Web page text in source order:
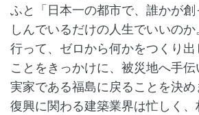
ふと「日本一の都市で、誰かが
しんでいるだけの人生でいいの
行って、ゼロから何かをつくり
ことをきっかけに、被災地へ手
実家である福島に戻ることを決
復興に関わる建築業界は忙しく